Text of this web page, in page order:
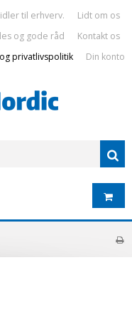
til erhverv.
Lidt om os
og gode råd
Kontakt os
privatlivspolitik
Din konto